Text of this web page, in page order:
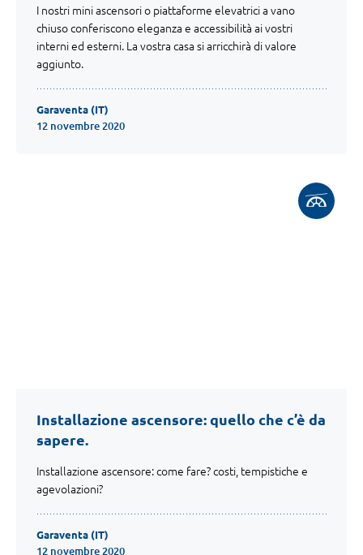
I nostri mini ascensori o piattaforme elevatrici a vano
chiuso conferiscono eleganza e accessibilità ai vostri
interni ed esterni. La vostra casa si arricchirà di valore
aggiunto.
Garaventa (IT)
12 novembre 2020
Installazione ascensore: quello che c’è da
sapere.
Installazione ascensore: come fare? costi, tempistiche e
agevolazioni?
Garaventa (IT)
12 novembre 2020